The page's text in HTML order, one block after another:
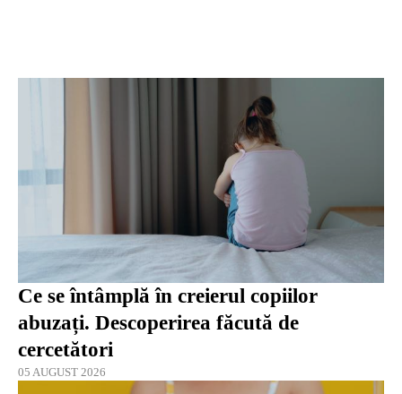
Ce se întâmplă în creierul copiilor
abuzați. Descoperirea făcută de
cercetători
05 AUGUST 2026